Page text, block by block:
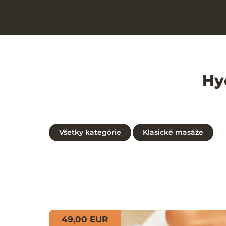
Všetky kategórie Klasické masáže
49,00 EUR